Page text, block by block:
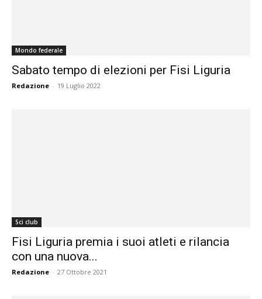
Mondo federale
Sabato tempo di elezioni per Fisi Liguria
Redazione - 19 Luglio 2022
Sci club
Fisi Liguria premia i suoi atleti e rilancia
con una nuova...
Redazione - 27 Ottobre 2021